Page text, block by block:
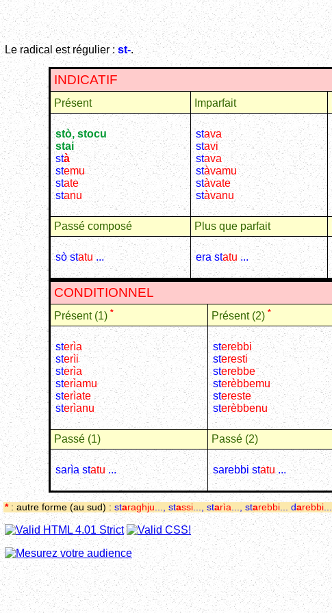
Le radical est régulier : st-.
INDICATIF
Présent Imparfait
stò, stocu
stai
stà
stemu
state
stanu
stava
stavi
stava
stàvamu
stàvate
stàvanu
Passé composé Plus que parfait
sò statu... era statu...
CONDITIONNEL
Présent (1) * Présent (2) *
sterìa
sterìi
sterìa
sterìamu
sterìate
sterìanu
sterebbi
steresti
sterebbe
sterèbbemu
stereste
sterèbbenu
Passé (1) Passé (2)
sarìa statu... sarebbi statu ...
*: autre forme (au sud) : staraghju ..., stassi ..., starìa ..., starebbi ... darebbi